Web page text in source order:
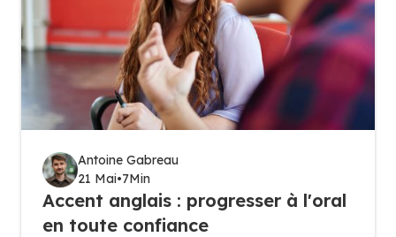
Antoine Gabreau
21 Mai•7Min
Accent anglais : progresser à l'oral
en toute confiance